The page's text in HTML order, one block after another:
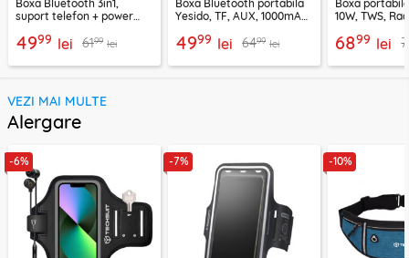
Boxa Bluetooth 3in1,
suport telefon + power
BR200
4999 lei 6199 lei
Boxa Bluetooth portabila
Yesido, TF, AUX, 1000mAh,
4999 lei 6499 lei
Boxa
10W, TWS,
6899 lei
VEZI MAI MULTE
Alergare
-6% -7% -10%